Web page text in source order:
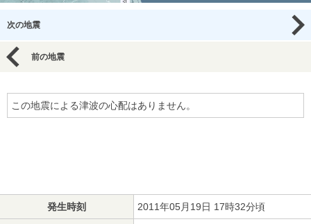
次の地震
前の地震
この地震による津波の心配はありません。
発生時刻 2011年05月19日 17時32分頃